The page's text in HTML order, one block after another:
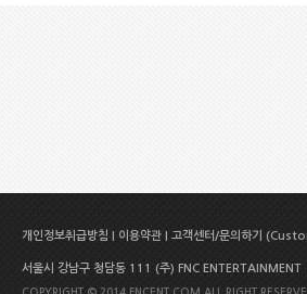
개인정보취급방침 이용약관 고객센터/문의하기
서울시 강남구 청담동 111 (주) FNC